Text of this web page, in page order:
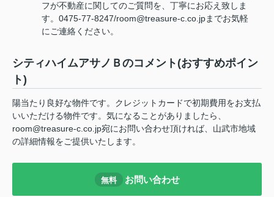
フが不動産に関してのご質問を、丁寧にお応え致しま
す。0475-77-8247/room@treasure-c.co.jpまでお気軽
にご連絡ください。
シティハイムアサノＢのコメント(おすすめポイン
ト)
陽当たり良好な物件です。クレジットカードで初期費用をお支払
いいただける物件です。気になることがありましたら、
room@treasure-c.co.jp宛にお問い合わせ頂ければ、山武市地域
の詳細情報をご提供いたします。
無料 お問い合わせ